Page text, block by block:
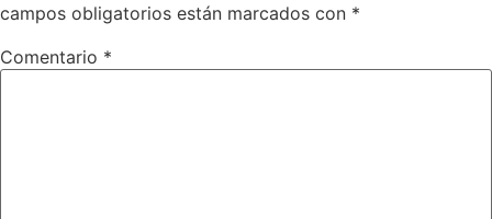
campos obligatorios están marcados con *
Comentario *